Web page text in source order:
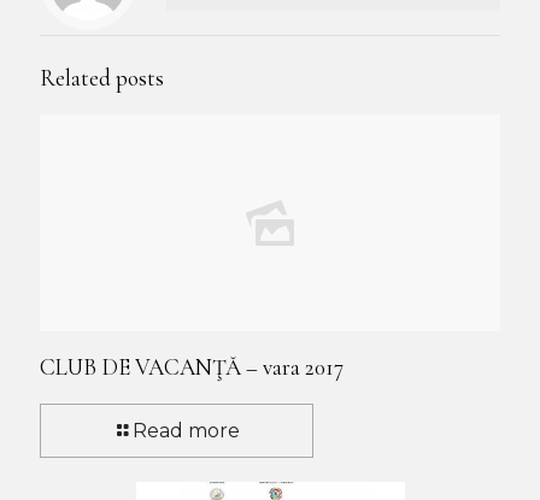
Related posts
CLUB DE VACANŢĂ – vara 2017
Read more